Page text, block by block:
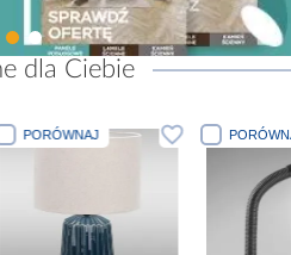
dla Ciebie
PORÓWNAJ